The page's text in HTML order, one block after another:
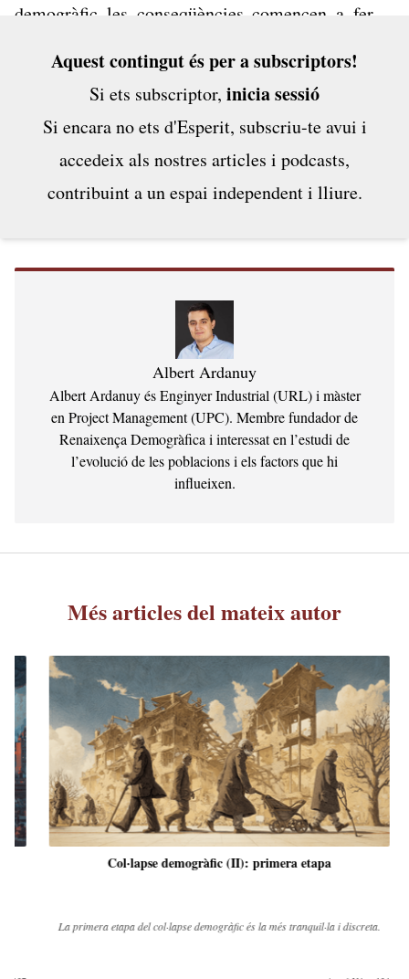
demogràfic les conseqüències comencen a fer-se
són cada cop majors i acumulativament
insostenibles per la societat que les pateix. El...
Aquest contingut és per a subscriptors!
Si ets subscriptor, inicia sessió
Si encara no ets d'Esperit, subscriu-te avui i
accedeix als nostres articles i podcasts,
contribuint a un espai independent i lliure.
Albert Ardanuy
Albert Ardanuy és Enginyer Industrial (URL) i màster
en Project Management (UPC). Membre fundador de
Renaixença Demogràfica i interessat en l’estudi de
l’evolució de les poblacions i els factors que hi
influeixen.
Més articles del mateix autor
Col·lapse demogràfic (II): primera etapa
La primera etapa del col·lapse demogràfic és la més tranquil·la i discreta.